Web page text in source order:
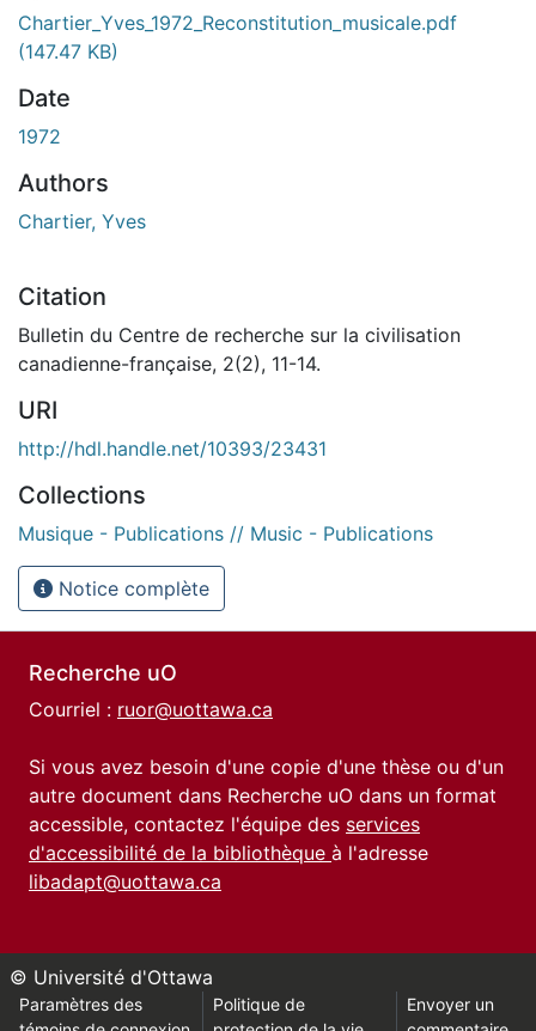
Chartier_Yves_1972_Reconstitution_musicale.pdf
(147.47 KB)
Date
1972
Authors
Chartier, Yves
Citation
Bulletin du Centre de recherche sur la civilisation
canadienne-française, 2(2), 11-14.
URI
http://hdl.handle.net/10393/23431
Collections
Musique - Publications // Music - Publications
Notice complète
Recherche uO
Courriel : ruor@uottawa.ca
Si vous avez besoin d'une copie d'une thèse ou d'un
autre document dans Recherche uO dans un format
accessible, contactez l'équipe des services
d'accessibilité de la bibliothèque à l'adresse
libadapt@uottawa.ca
© Université d'Ottawa
Paramètres des
Politique de
Envoyer un